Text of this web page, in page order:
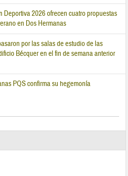
Deportiva 2026 ofrecen cuatro propuestas
en Dos Hermanas
por las salas de estudio de las
Bécquer en el fin de semana anterior
PQS confirma su hegemonía